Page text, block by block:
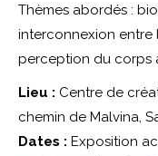
Thèmes abordés :
interconnexion entre
perception du corps
Lieu : Centre de
chemin de Malvina,
Dates : Exposition